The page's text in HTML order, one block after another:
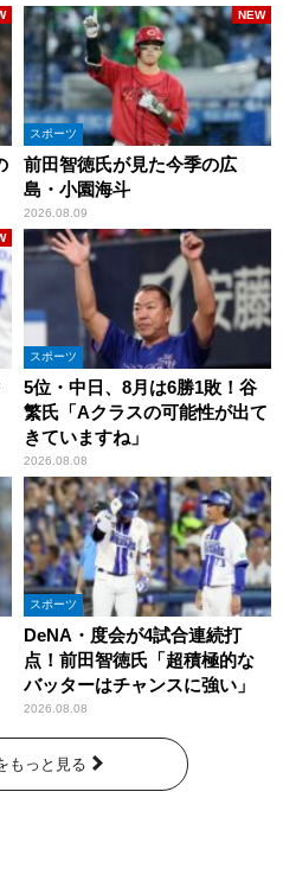
スポーツ
前田智徳氏が見た今季の広
島・小園海斗
2026.08.09
NEW
スポーツ
5位・中日、8月は6勝1敗！谷
繁氏「Aクラスの可能性が出て
きていますね」
2026.08.08
スポーツ
DeNA・度会が4試合連続打
点！前田智徳氏「超積極的な
バッターはチャンスに強い」
2026.08.08
もっと見る